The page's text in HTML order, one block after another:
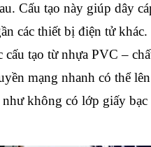
Cấu tạo này giúp dây
các thiết bị điện tử khác.
tạo từ nhựa PVC –
mạng nhanh có thể
không có lớp giấy